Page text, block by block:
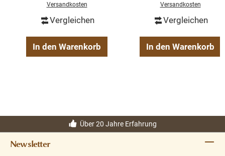
Versandkosten
Vergleichen
In den Warenkorb
Versandkosten
Vergleichen
In den Warenkorb
Über 20 Jahre Erfahrung
Newsletter